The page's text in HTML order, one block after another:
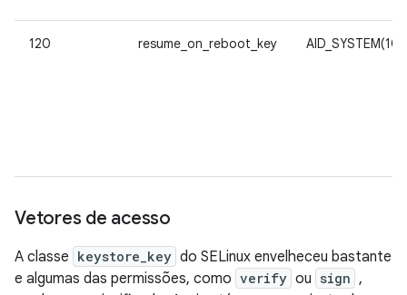
120 resume_on_reboot_key
Vetores de acesso
A classe keystore_key do SELinux envelheceu bastante
e algumas das permissões, como verify ou sign ,